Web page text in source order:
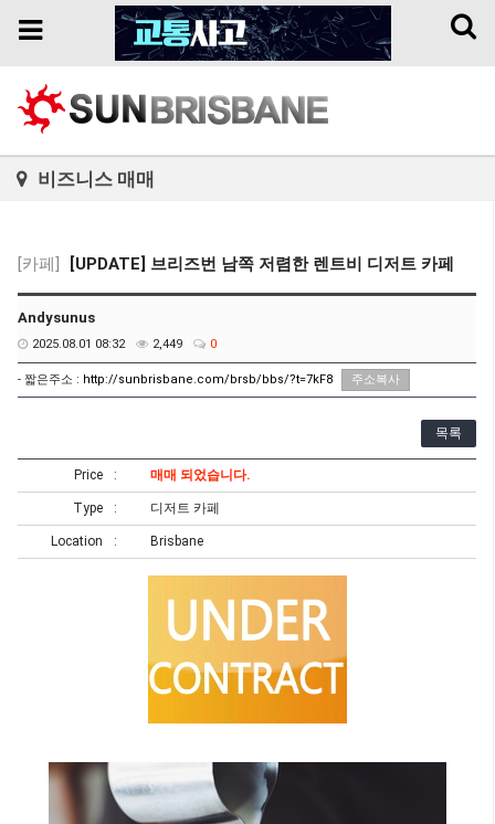
Toggle
Toggle
비즈니스 매매
[카페] [UPDATE] 브리즈번 남쪽 저렴한 렌트비 디저트 카페
Andysunus
2025.08.01 08:32 2,449 0
- 짧은주소 : http://sunbrisbane.com/brsb/bbs/?t=7kF8 주소복사
목록
Price 매매 되었습니다.
Type 디저트 카페
Location Brisbane